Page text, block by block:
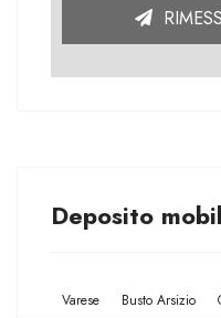
Deposito
Varese Busto Arsizio